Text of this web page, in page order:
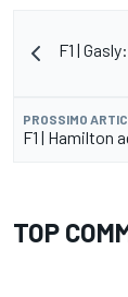
F1 |
PROSSIMO
F1 | Hamilton
TOP